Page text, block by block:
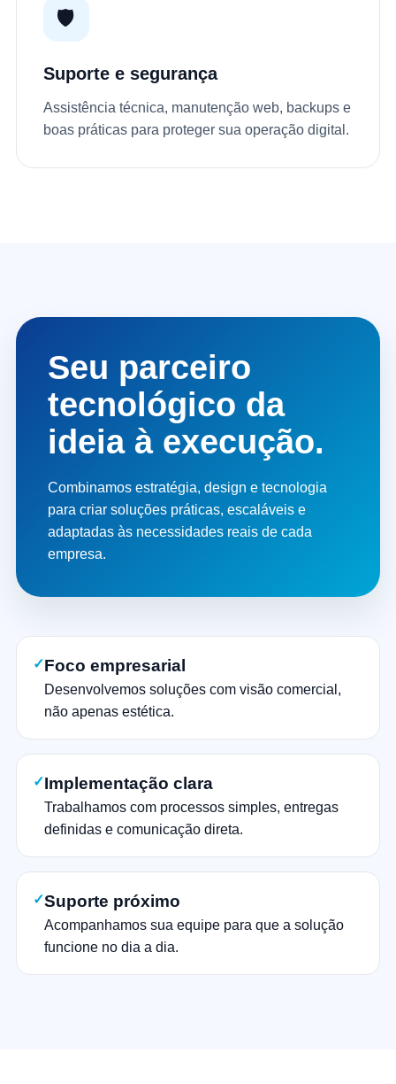
🛡️
Suporte e segurança
Assistência técnica, manutenção web, backups e
boas práticas para proteger sua operação digital.
Seu parceiro
tecnológico da
ideia à execução.
Combinamos estratégia, design e tecnologia
para criar soluções práticas, escaláveis e
adaptadas às necessidades reais de cada
empresa.
✓Foco empresarial
Desenvolvemos soluções com visão comercial,
não apenas estética.
✓Implementação clara
Trabalhamos com processos simples, entregas
definidas e comunicação direta.
✓Suporte próximo
Acompanhamos sua equipe para que a solução
funcione no dia a dia.